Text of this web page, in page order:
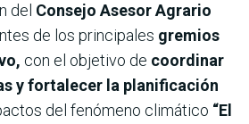
del Consejo Asesor Agrario
de los principales gremios
con el objetivo de coordinar
y fortalecer la planificación
del fenómeno climático “El